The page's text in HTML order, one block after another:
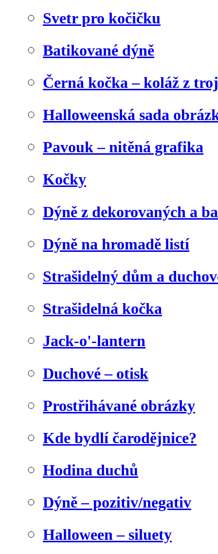
Svetr pro kočičku
Batikované dýně
Černá kočka – koláž z
Halloweenská sada
Pavouk – nitěná grafika
Kočky
Dýně z dekorovaných a
Dýně na hromadě listí
Strašidelný dům a
Strašidelná kočka
Jack-o'-lantern
Duchové – otisk
Prostřihávané obrázky
Kde bydlí čarodějnice?
Hodina duchů
Dýně – pozitiv/negativ
Halloween – siluety